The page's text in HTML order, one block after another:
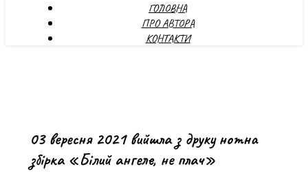
ГОЛОВНА
ПРО АВТОРА
КОНТАКТИ
03 вересня 2021 вийшла з друку нотна
збірка «Білий ангеле, не плач»